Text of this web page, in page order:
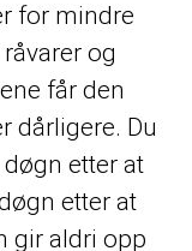
for mindre
og
får den
dårligere. Du
etter at
etter at
gir aldri opp